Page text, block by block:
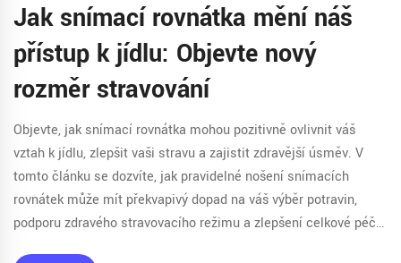
Jak snímací rovnátka mění náš
přístup k jídlu: Objevte nový
rozměr stravování
Objevte, jak snímací rovnátka mohou pozitivně ovlivnit váš
vztah k jídlu, zlepšit vaši stravu a zajistit zdravější úsměv. V
tomto článku se dozvíte, jak pravidelné nošení snímacích
rovnátek může mít překvapivý dopad na váš výběr potravin,
podporu zdravého stravovacího režimu a zlepšení celkové péče